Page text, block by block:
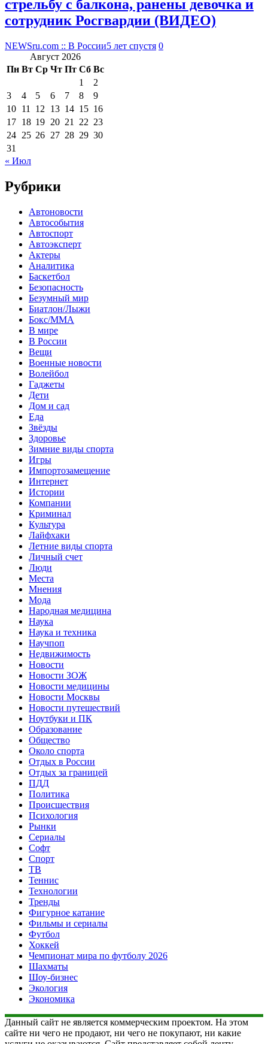
стрельбу с балкона, ранены девочка и
сотрудник Росгвардии (ВИДЕО)
NEWSru.com :: В России5 лет спустя 0
Август 2026
Пн Вт Ср Чт Пт Сб Вс
1
2
3
4 5 6 7 8
9
10 11 12 13 14 15 16
17 18 19 20 21 22 23
24 25 26 27 28 29 30
31
« Июл
Рубрики
Автоновости
Автособытия
Автоспорт
Автоэксперт
Актеры
Аналитика
Баскетбол
Безопасность
Безумный мир
Биатлон/Лыжи
Бокс/MMA
В мире
В России
Вещи
Военные новости
Волейбол
Гаджеты
Дети
Дом и сад
Еда
Звёзды
Здоровье
Зимние виды спорта
Игры
Импортозамещение
Интернет
Истории
Компании
Криминал
Культура
Лайфхаки
Летние виды спорта
Личный счет
Люди
Места
Мнения
Мода
Народная медицина
Наука
Наука и техника
Научпоп
Недвижимость
Новости
Новости ЗОЖ
Новости медицины
Новости Москвы
Новости путешествий
Ноутбуки и ПК
Образование
Общество
Около спорта
Отдых в России
Отдых за границей
ПДД
Политика
Происшествия
Психология
Рынки
Сериалы
Софт
Спорт
ТВ
Теннис
Технологии
Тренды
Фигурное катание
Фильмы и сериалы
Футбол
Хоккей
Чемпионат мира по футболу 2026
Шахматы
Шоу-бизнес
Экология
Экономика
Данный сайт не является коммерческим проектом. На этом
сайте ни чего не продают, ни чего не покупают, ни какие